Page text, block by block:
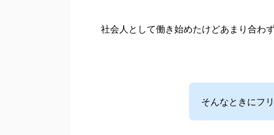
社会人として働き始めたけどあまり合わ
そんなときにフ